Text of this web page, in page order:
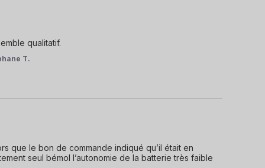
qualitatif.
T.
que le bon de commande indiqué qu’il était en
seul bémol l’autonomie de la batterie très faible